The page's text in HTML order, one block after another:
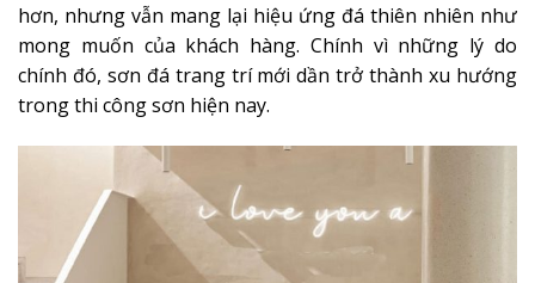
hơn, nhưng vẫn mang lại hiệu ứng đá thiên nhiên như
mong muốn của khách hàng. Chính vì những lý do
chính đó, sơn đá trang trí mới dần trở thành xu hướng
trong thi công sơn hiện nay.